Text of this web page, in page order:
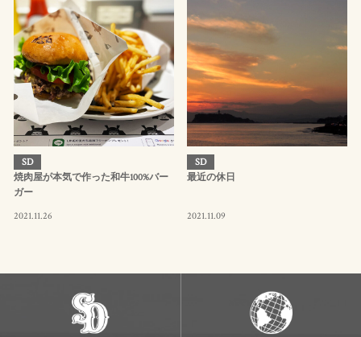
SD
焼肉屋が本気で作った和牛100%バー
ガー
2021.11.26
SD
最近の休日
2021.11.09